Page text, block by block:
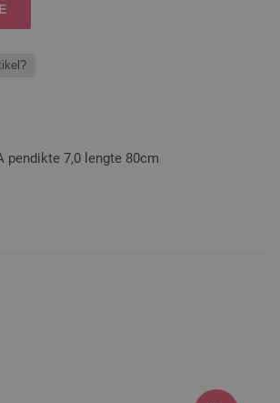
pendikte 7,0 lengte 80cm